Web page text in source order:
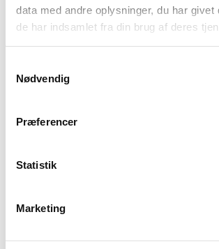
data med andre oplysninger, du har givet
de har indsamlet fra din brug af deres
Nødvendig
Præferencer
Statistik
Marketing
Klubben
Priser
Frisør
Svømmebad
Aktiviteter
Restaurant Diget
Del denne side på facebook